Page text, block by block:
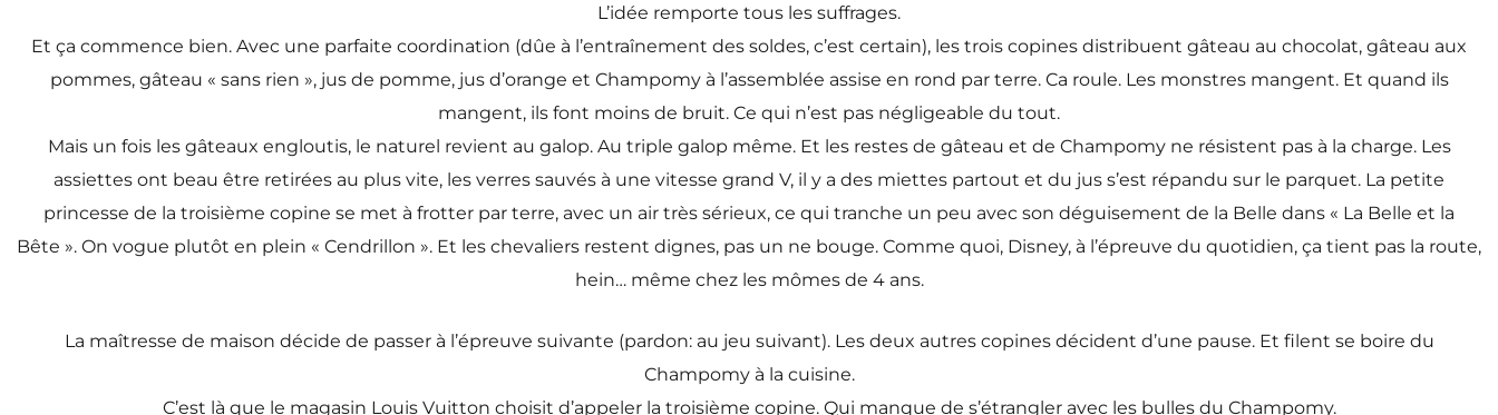
L’idée remporte tous les suffrages.
Et ça commence bien. Avec une parfaite coordination (dûe à l’entraînement des soldes, c’est certain), les trois copines distribuent gâteau au chocolat, gâteau aux
pommes, gâteau « sans rien », jus de pomme, jus d’orange et Champomy à l’assemblée assise en rond par terre. Ca roule. Les monstres mangent. Et quand ils
mangent, ils font moins de bruit. Ce qui n’est pas négligeable du tout.
Mais un fois les gâteaux engloutis, le naturel revient au galop. Au triple galop même. Et les restes de gâteau et de Champomy ne résistent pas à la charge. Les
assiettes ont beau être retirées au plus vite, les verres sauvés à une vitesse grand V, il y a des miettes partout et du jus s’est répandu sur le parquet. La petite
princesse de la troisième copine se met à frotter par terre, avec un air très sérieux, ce qui tranche un peu avec son déguisement de la Belle dans « La Belle et la
Bête ». On vogue plutôt en plein « Cendrillon ». Et les chevaliers restent dignes, pas un ne bouge. Comme quoi, Disney, à l’épreuve du quotidien, ça tient pas la route,
hein… même chez les mômes de 4 ans.
La maîtresse de maison décide de passer à l’épreuve suivante (pardon: au jeu suivant). Les deux autres copines décident d’une pause. Et filent se boire du
Champomy à la cuisine.
C’est là que le magasin Louis Vuitton choisit d’appeler la troisième copine. Qui manque de s’étrangler avec les bulles du Champomy.